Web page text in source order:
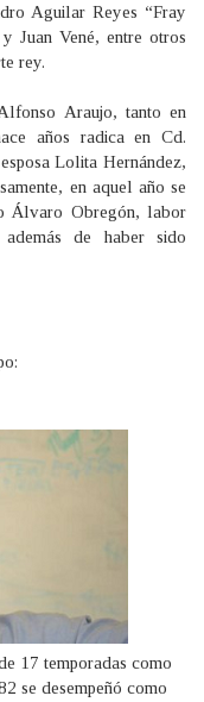
Aguilar Reyes “Fray
Juan Vené, entre otros
rey.
Araujo, tanto en
años radica en Cd.
Lolita Hernández,
en aquel año se
Álvaro Obregón, labor
de haber sido
17 temporadas como
se desempeñó como